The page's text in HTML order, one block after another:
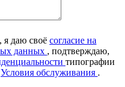
я даю своё согласие на
данных , подтверждаю,
типографии
Условия обслуживания .